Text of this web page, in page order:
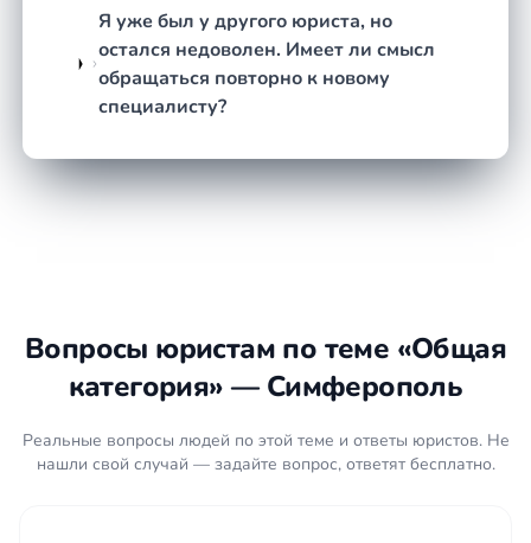
общается с оппонентами и государственными
структурами вместо вас.
Контроль исполнения.После получения
решения или достижения договорённости
исполнения — при необходимости через
службу судебных приставов или иные
сложившейся ситуации: договоры, акты,
переписка, квитанции.
решения от второй стороны,
государственных органов, работодателя.
Я уже был у другого юриста, но
остался недоволен. Имеет ли смысл
обращаться повторно к новому
специалисту?
Вопросы юристам по теме «Общая
категория» — Симферополь
Реальные вопросы людей по этой теме и ответы юристов. Не
нашли свой случай — задайте вопрос, ответят бесплатно.